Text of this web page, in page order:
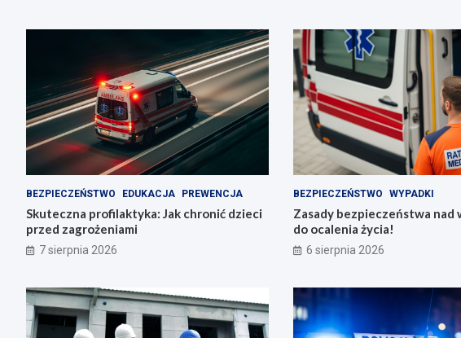
BEZPIECZEŃSTWO EDUKACJA PREWENCJA
Skuteczna profilaktyka: Jak chronić dzieci
przed zagrożeniami
7 sierpnia 2026
BEZPIECZEŃSTWO WYPADKI
Zasady bezpieczeństwa nad
do ocalenia życia!
6 sierpnia 2026